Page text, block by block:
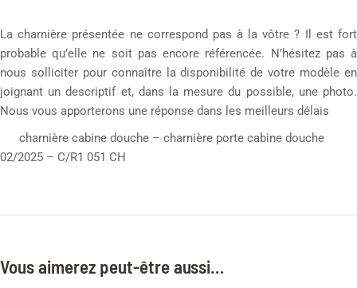
La charnière présentée ne correspond pas à la vôtre ? Il est fort
probable qu’elle ne soit pas encore référencée. N’hésitez pas à
nous solliciter pour connaître la disponibilité de votre modèle en
joignant un descriptif et, dans la mesure du possible, une photo.
Nous vous apporterons une réponse dans les meilleurs délais
charnière cabine douche – charnière porte cabine douche
02/2025 – C/R1 051 CH
Vous aimerez peut-être aussi…